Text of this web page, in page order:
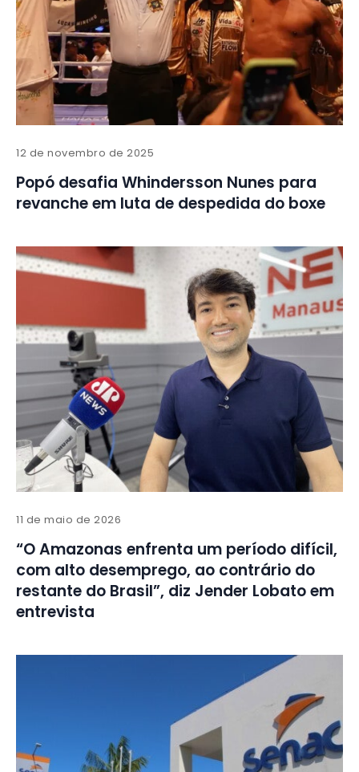
12 de novembro de 2025
Popó desafia Whindersson Nunes para
revanche em luta de despedida do boxe
11 de maio de 2026
“O Amazonas enfrenta um período difícil,
com alto desemprego, ao contrário do
restante do Brasil”, diz Jender Lobato em
entrevista